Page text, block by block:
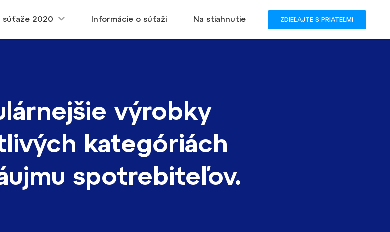
súťaže 2020 Informácie o súťaži Na stiahnutie ZDIEĽAJTE S PRIATEĽMI
výrobky
kategóriách
spotrebiteľov.